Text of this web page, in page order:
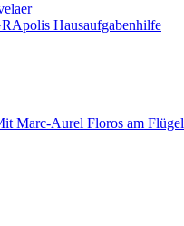
Hausaufgabenhilfe
Marc-Aurel Floros am Flügel